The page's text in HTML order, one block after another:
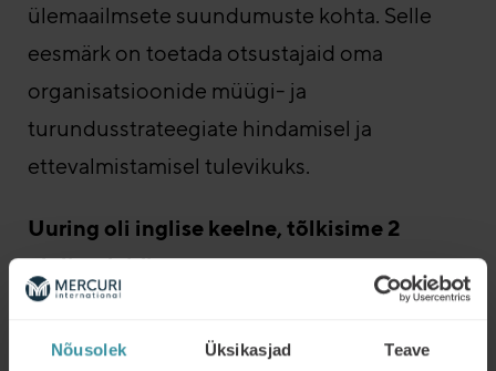
Nõusolek Üksikasjad Teave
ülemaailmsete suundumuste kohta. Selle
eesmärk on toetada otsustajaid oma
organisatsioonide müügi- ja
turundusstrateegiate hindamisel ja
ettevalmistamisel tulevikuks.
Uuring oli inglise keelne, tõlkisime 2
olulist slaidi: